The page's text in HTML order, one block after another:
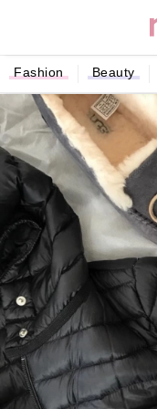
Fashion Beauty